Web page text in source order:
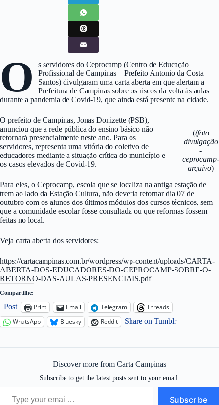
O
s servidores do Ceprocamp (Centro de Educação
Profissional de Campinas – Prefeito Antonio da Costa
Santos) divulgaram uma carta aberta em que alertam a
Prefeitura de Campinas sobre os riscos da volta às aulas
durante a pandemia de Covid-19, que ainda está presente na cidade.
((foto
divulgação
-
ceprocamp-
arquivo)
O prefeito de Campinas, Jonas Donizette (PSB),
anunciou que a rede pública do ensino básico não
retornará presencialmente neste ano. Para os
servidores, representa uma vitória do coletivo de
educadores mediante a situação crítica do município e
os casos elevados de Covid-19.
Para eles, o Ceprocamp, escola que se localiza na antiga estação de
trem ao lado da Estação Cultura, não deveria retornar dia 07 de
outubro com os alunos dos últimos módulos dos cursos técnicos, sem
que a comunidade escolar fosse consultada ou que reformas fossem
feitas no local.
Veja carta aberta dos servidores:
https://cartacampinas.com.br/wordpress/wp-content/uploads/CARTA-
ABERTA-DOS-EDUCADORES-DO-CEPROCAMP-SOBRE-O-
RETORNO-DAS-AULAS-PRESENCIAIS.pdf
Compartilhe:
Post Print Email Telegram
Threads
WhatsApp
Bluesky Reddit Share on Tumblr
Discover more from Carta Campinas
Subscribe to get the latest posts sent to your email.
Type your email…
Subscribe